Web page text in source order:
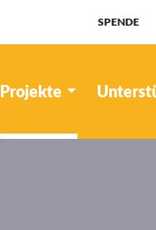
SPENDE
Projekte